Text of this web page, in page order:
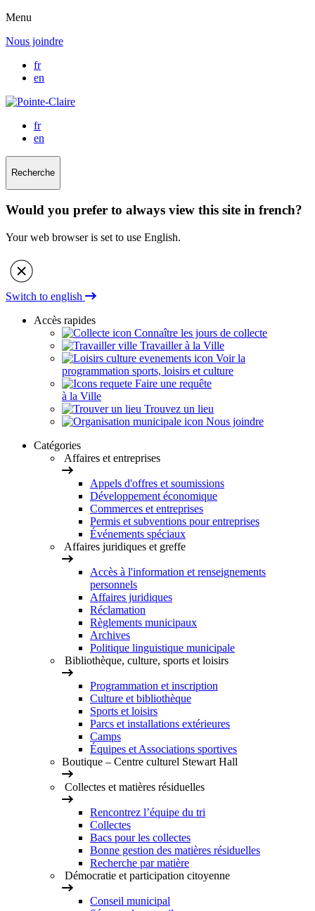
Menu
Nous joindre
fr
en
fr
en
Recherche
Would you prefer to always view this site in french?
Your web browser is set to use English.
Switch to english
Accès rapides
Connaître les jours de collecte
Travailler à la Ville
Voir la
programmation sports, loisirs et culture
Faire une requête
à la Ville
Trouvez un lieu
Nous joindre
Catégories
Affaires et entreprises
Appels d'offres et soumissions
Développement économique
Commerces et entreprises
Permis et subventions pour entreprises
Événements spéciaux
Affaires juridiques et greffe
Accès à l'information et renseignements
personnels
Affaires juridiques
Réclamation
Règlements municipaux
Archives
Politique linguistique municipale
Bibliothèque, culture, sports et loisirs
Programmation et inscription
Culture et bibliothèque
Sports et loisirs
Parcs et installations extérieures
Camps
Équipes et Associations sportives
Boutique – Centre culturel Stewart Hall
Collectes et matières résiduelles
Rencontrez l’équipe du tri
Collectes
Bacs pour les collectes
Bonne gestion des matières résiduelles
Recherche par matière
Démocratie et participation citoyenne
Conseil municipal